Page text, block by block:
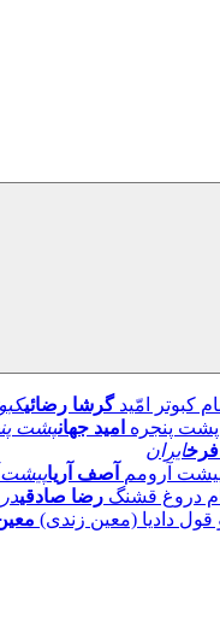
گرشا رضائی
امید جهانپشت
فرخایران
آصف آریاپیشت
رضا صادقی